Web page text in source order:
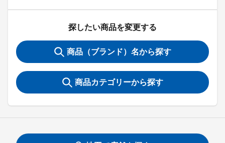
探したい商品を変更する
商品（ブランド）名から探す
商品カテゴリーから探す